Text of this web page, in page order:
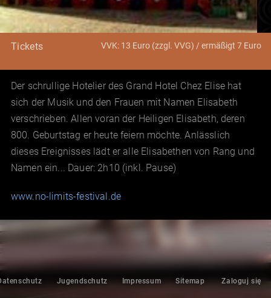
Tickets VVK: 13 Euro (zzgl. VVG) / ermäßigt 7 Euro
Der schrullige Hotelier des Grand Hotel Chez Elise hat
sich der Musik und den Frauen mit Namen Elisabeth
verschrieben. Allen voran der Heiligen Elisabeth, deren
800. Geburtstag er heute feiern möchte. Anlässlich
dieses Ereignisses lädt er alle Elisabethen von Rang und
Namen ein... Dauer: 2h10 (inkl. Pause)
www.no-limits-festival.de
Jugendschutz Impressum Sitemap Zaloguj się